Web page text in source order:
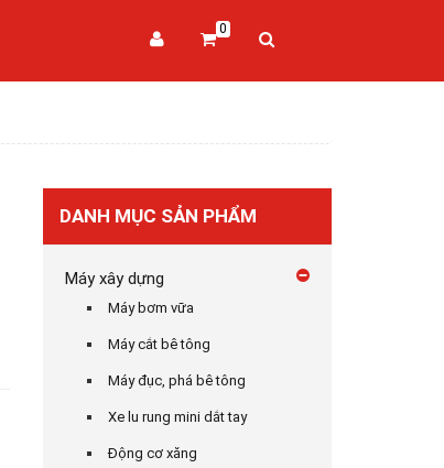
0
DANH MỤC SẢN PHẨM
Máy xây dựng
Máy bơm vữa
Máy cắt bê tông
Máy đục, phá bê tông
Xe lu rung mini dắt tay
Động cơ xăng